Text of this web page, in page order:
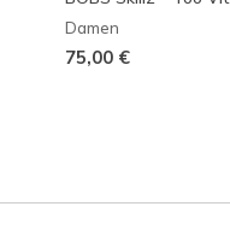
Damen
75,00 €